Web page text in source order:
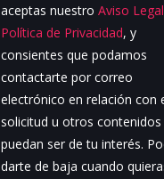
aceptas nuestro Aviso Legal
Política de Privacidad, y
consientes que podamos
contactarte por correo
electrónico en relación con
solicitud u otros contenidos
puedan ser de tu interés.
darte de baja cuando